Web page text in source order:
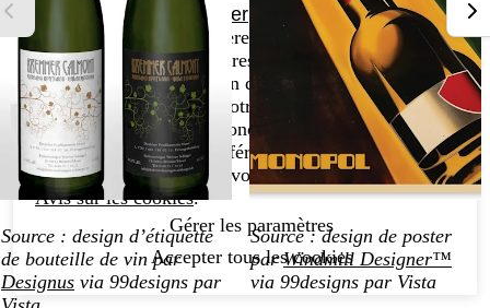
Source : design d’étiquette
de bouteille de vin par
Designus via 99designs par
Source : design de poster
parWindmill Designer™
via 99designs par Vista
Continuer sans accepter
Vos préférences en matière de cookies.
VistaPrint et ses partenaires utilisent des cookies et
d’autres technologies afin de fournir et améliorer ses
services, personnaliser votre expérience sur le site
web et proposer des annonces personnalisées. Vous
pouvez modifier vos préférences via « Gérer les
paramètres ». Pour en savoir plus, consultez l’
Avis sur les cookies.
Gérer les paramètres
Accepter tous les cookies